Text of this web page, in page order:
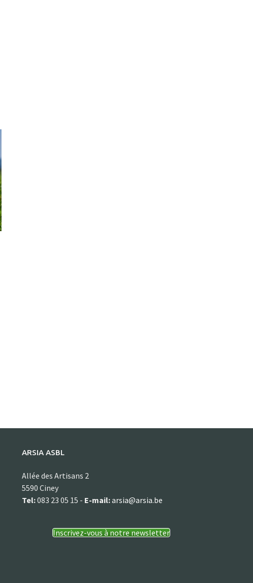
ARSIA ASBL
Allée des Artisans 2
5590 Ciney
Tel:083 23 05 15 - E-mail:arsia@arsia.be
Inscrivez-vous à notre newsletter